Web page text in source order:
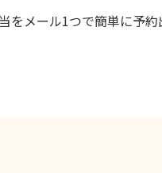
をメール1つで簡単に予